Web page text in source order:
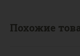
Похожие